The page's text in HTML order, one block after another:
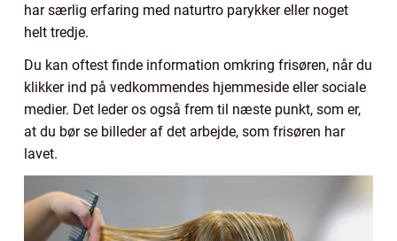
har særlig erfaring med naturtro parykker eller noget
helt tredje.
Du kan oftest finde information omkring frisøren, når du
klikker ind på vedkommendes hjemmeside eller sociale
medier. Det leder os også frem til næste punkt, som er,
at du bør se billeder af det arbejde, som frisøren har
lavet.